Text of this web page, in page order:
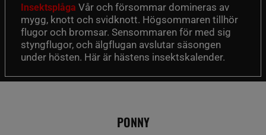
Insektsplåga Vår och försommar domineras av
mygg, knott och svidknott. Högsommaren tillhör
flugor och bromsar. Sensommaren för med sig
styngflugor, och älgflugan avslutar säsongen
under hösten. Här är hästens insektskalender.
PONNY